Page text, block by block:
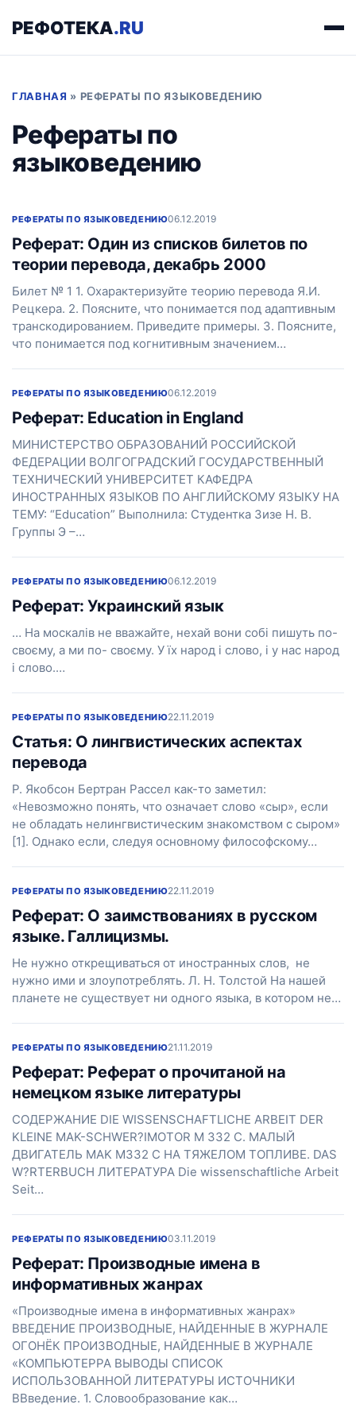
РЕФОТЕКА.RU
ГЛАВНАЯ » РЕФЕРАТЫ ПО ЯЗЫКОВЕДЕНИЮ
Рефераты по
языковедению
РЕФЕРАТЫ ПО ЯЗЫКОВЕДЕНИЮ06.12.2019
Реферат: Один из списков билетов по
теории перевода, декабрь 2000
Билет № 1 1. Охарактеризуйте теорию перевода Я.И.
Рецкера. 2. Поясните, что понимается под адаптивным
транскодированием. Приведите примеры. 3. Поясните,
что понимается под когнитивным значением…
РЕФЕРАТЫ ПО ЯЗЫКОВЕДЕНИЮ06.12.2019
Реферат: Education in England
МИНИСТЕРСТВО ОБРАЗОВАНИЙ РОССИЙСКОЙ
ФЕДЕРАЦИИ ВОЛГОГРАДСКИЙ ГОСУДАРСТВЕННЫЙ
ТЕХНИЧЕСКИЙ УНИВЕРСИТЕТ КАФЕДРА
ИНОСТРАННЫХ ЯЗЫКОВ ПО АНГЛИЙСКОМУ ЯЗЫКУ НА
ТЕМУ: “Education” Выполнила: Студентка Зизе Н. В.
Группы Э –…
РЕФЕРАТЫ ПО ЯЗЫКОВЕДЕНИЮ06.12.2019
Реферат: Украинский язык
… На москалів не вважайте, нехай вони собі пишуть по-
своєму, а ми по- своєму. У їх народ і слово, і у нас народ
і слово.…
РЕФЕРАТЫ ПО ЯЗЫКОВЕДЕНИЮ22.11.2019
Статья: О лингвистических аспектах
перевода
Р. Якобсон Бертран Рассел как-то заметил:
«Невозможно понять, что означает слово «сыр», если
не обладать нелингвистическим знакомством с сыром»
[1]. Однако если, следуя основному философскому…
РЕФЕРАТЫ ПО ЯЗЫКОВЕДЕНИЮ22.11.2019
Реферат: О заимствованиях в русском
языке. Галлицизмы.
He нужно открещиваться от иностранных слов, не
нужно ими и злоупотреблять. Л. Н. Толстой На нашей
планете не существует ни одного языка, в котором нe…
РЕФЕРАТЫ ПО ЯЗЫКОВЕДЕНИЮ21.11.2019
Реферат: Реферат о прочитаной на
немецком языке литературы
СОДЕРЖАНИЕ DIE WISSENSCHAFTLICHE ARBEIT DER
KLEINE MAK-SCHWER?IMOTOR M 332 C. МАЛЫЙ
ДВИГАТЕЛЬ MAK М332 C НА ТЯЖЕЛОМ ТОПЛИВЕ. DAS
W?RTERBUCH ЛИТЕРАТУРА Die wissenschaftliche Arbeit
Seit…
РЕФЕРАТЫ ПО ЯЗЫКОВЕДЕНИЮ03.11.2019
Реферат: Производные имена в
информативных жанрах
«Производные имена в информативных жанрах»
ВВЕДЕНИЕ ПРОИЗВОДНЫЕ, НАЙДЕННЫЕ В ЖУРНАЛЕ
ОГОНЁК ПРОИЗВОДНЫЕ, НАЙДЕННЫЕ В ЖУРНАЛЕ
«КОМПЬЮТЕРРА ВЫВОДЫ СПИСОК
ИСПОЛЬЗОВАННОЙ ЛИТЕРАТУРЫ ИСТОЧНИКИ
ВВведение. 1. Словообразование как…